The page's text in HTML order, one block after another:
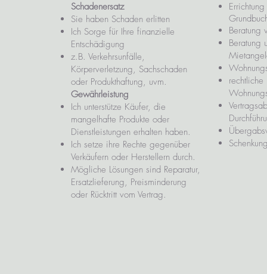
Schadenersatz
Sie haben Schaden erlitten
Ich Sorge für Ihre finanzielle
Entschädigung
z.B. Verkehrsunfälle,
Körperverletzung, Sachschaden
oder Produkthaftung, uvm.
Gewährleistung
Ich unterstütze Käufer, die
mangelhafte Produkte oder
Dienstleistungen erhalten haben.
Ich setze ihre Rechte gegenüber
Verkäufern oder Herstellern durch.
Mögliche Lösungen sind Reparatur,
Ersatzlieferung, Preisminderung
oder Rücktritt vom Vertrag.
Beratung
Beratung
rechtliche